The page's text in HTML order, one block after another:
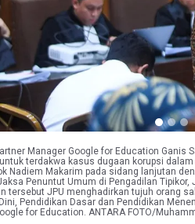
Manager Google for Education Ganis
terdakwa kasus dugaan korupsi
Nadiem Makarim pada sidang lanjutan
Penuntut Umum di Pengadilan
tersebut JPU menghadirkan tujuh orang
Pendidikan Dasar dan Pendidikan
for Education. ANTARA FOTO/